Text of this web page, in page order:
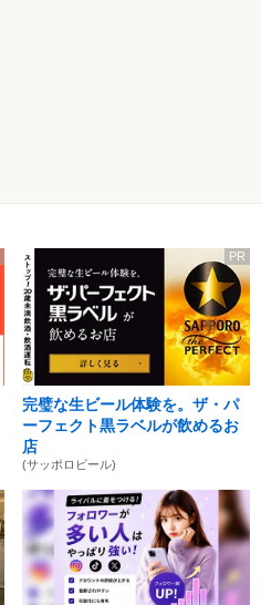
PR
完璧な生ビール体験を。ザ・パ
ーフェクト黒ラベルが飲めるお
店
(サッポロビール)